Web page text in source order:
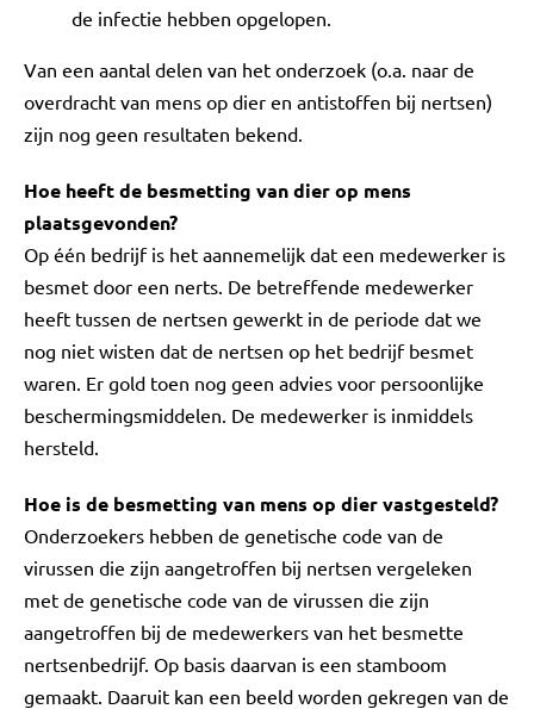
de infectie hebben opgelopen.
Van een aantal delen van het onderzoek (o.a. naar de
overdracht van mens op dier en antistoffen bij nertsen)
zijn nog geen resultaten bekend.
Hoe heeft de besmetting van dier op mens
plaatsgevonden?
Op één bedrijf is het aannemelijk dat een medewerker is
besmet door een nerts. De betreffende medewerker
heeft tussen de nertsen gewerkt in de periode dat we
nog niet wisten dat de nertsen op het bedrijf besmet
waren. Er gold toen nog geen advies voor persoonlijke
beschermingsmiddelen. De medewerker is inmiddels
hersteld.
Hoe is de besmetting van mens op dier vastgesteld?
Onderzoekers hebben de genetische code van de
virussen die zijn aangetroffen bij nertsen vergeleken
met de genetische code van de virussen die zijn
aangetroffen bij de medewerkers van het besmette
nertsenbedrijf. Op basis daarvan is een stamboom
gemaakt. Daaruit kan een beeld worden gekregen van de